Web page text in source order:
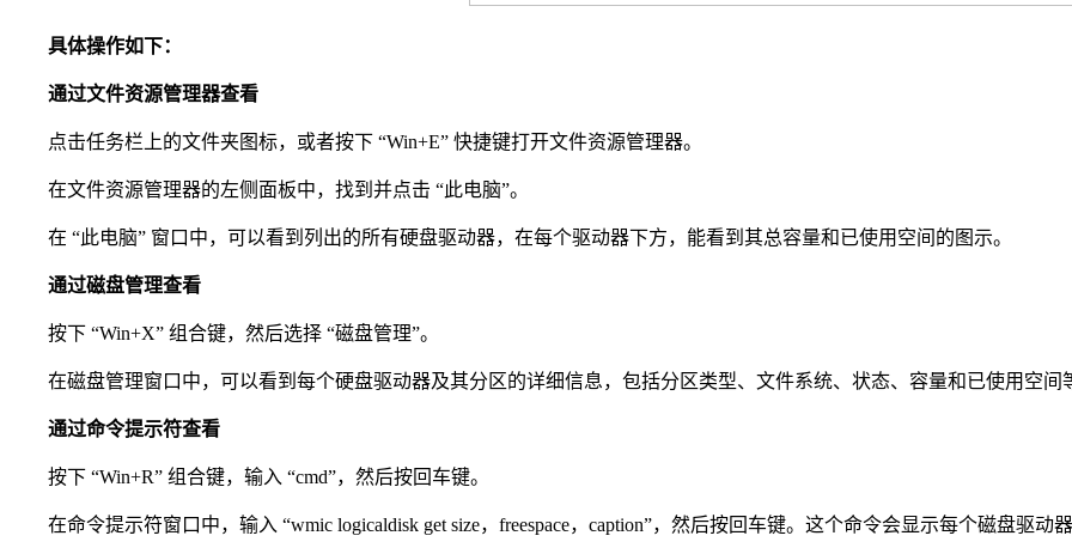
具体操作如下：
通过文件资源管理器查看
点击任务栏上的文件夹图标，或者按下 “Win+E” 快捷键打开文件资源管理器。
在文件资源管理器的左侧面板中，找到并点击 “此电脑”。
在 “此电脑” 窗口中，可以看到列出的所有硬盘驱动器，在每个驱动器下方，能看到其总容量和已使用空间的图示。
通过磁盘管理查看
按下 “Win+X” 组合键，然后选择 “磁盘管理”。
在磁盘管理窗口中，可以看到每个硬盘驱动器及其分区的详细信息，包括分区类型、文件系统、状态、容量和已使用空间
通过命令提示符查看
按下 “Win+R” 组合键，输入 “cmd”，然后按回车键。
在命令提示符窗口中，输入 “wmic logicaldisk get size，freespace，caption”，然后按回车键。这个命令会显示每个磁盘驱动